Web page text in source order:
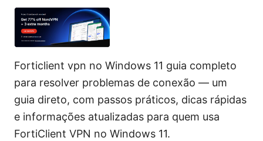
Forticlient vpn no Windows 11 guia completo
para resolver problemas de conexão — um
guia direto, com passos práticos, dicas rápidas
e informações atualizadas para quem usa
FortiClient VPN no Windows 11.